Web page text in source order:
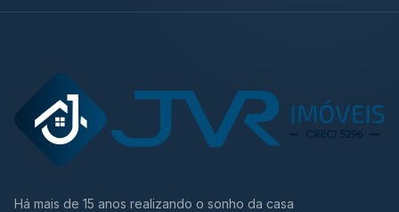
Há mais de 15 anos realizando o sonho da casa